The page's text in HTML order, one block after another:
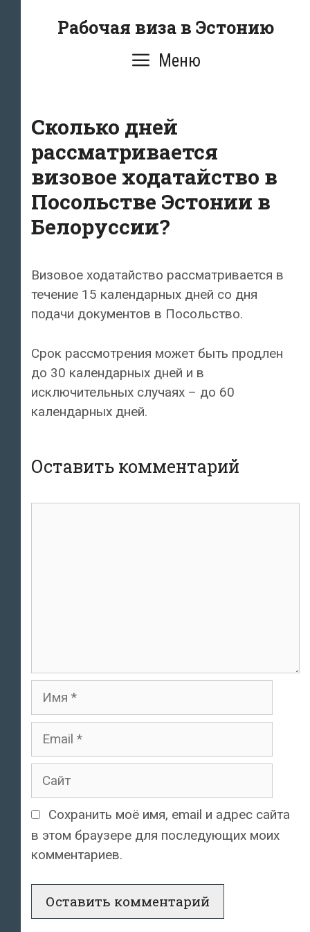
Рабочая виза в Эстонию
Меню
Сколько дней
рассматривается
визовое ходатайство в
Посольстве Эстонии в
Белоруссии?
Визовое ходатайство рассматривается в
течение 15 календарных дней со дня
подачи документов в Посольство.
Срок рассмотрения может быть продлен
до 30 календарных дней и в
исключительных случаях – до 60
календарных дней.
Оставить комментарий
Сохранить моё имя, email и адрес сайта
в этом браузере для последующих моих
комментариев.